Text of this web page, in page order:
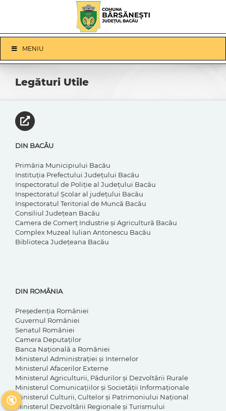
Navigation
MENIU
Legături Utile
DIN BACĂU
Primăria Municipiului Bacău
Instituţia Prefectului Judeţului Bacău
Inspectoratul de Poliţie al Judeţului Bacău
Inspectoratul Şcolar al judeţului Bacău
Inspectoratul Teritorial de Muncă Bacău
Consiliul Judeţean Bacău
Camera de Comerţ Industrie şi Agricultură Bacău
Complex Muzeal Iulian Antonescu Bacău
Biblioteca Judeţeana Bacău
DIN ROMÂNIA
Preşedenţia României
Guvernul României
Senatul României
Camera Deputaţilor
Banca Naţională a României
Ministerul Administraţiei şi Internelor
Ministerul Afacerilor Externe
Ministerul Agriculturii, Pădurilor şi Dezvoltării Rurale
Ministerul Comunicaţiilor şi Societăţii Informaţionale
Ministerul Culturii, Cultelor şi Patrimoniului Naţional
Ministerul Dezvoltării Regionale şi Turismului
🔇